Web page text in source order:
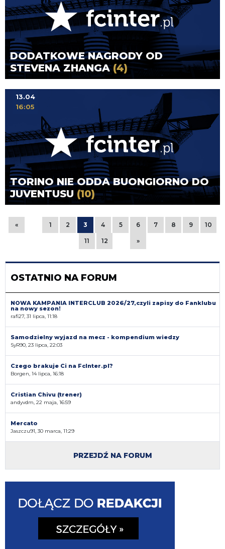
DODATKOWE NAGRODY OD
STEVENA ZHANGA(4)
TORINO NIE ODDA BUONGIORNO DO
JUVENTUSU (10)
13.04
16:05
« 1 2 3 4 5 6 7 8 9 10
11 12 »
OSTATNIO NA FORUM
NOWA KAMPANIA INTERCLUB 2026/27,czyli zapisy do Fanklubu
na nowy sezon!
rafi27, 31 lipca, 11:18
Samodzielny wyjazd na mecz - kompendium wiedzy
SyR90, 23 lipca, 22:03
Czego brakuje Ci na FcInter.pl?
Borgen, 14 lipca, 16:18
Cristian Chivu (trener)
andyvdm, 22 maja, 16:59
Mercato
Jaszczu91, 30 marca, 11:29
PRZEJDŹ NA FORUM